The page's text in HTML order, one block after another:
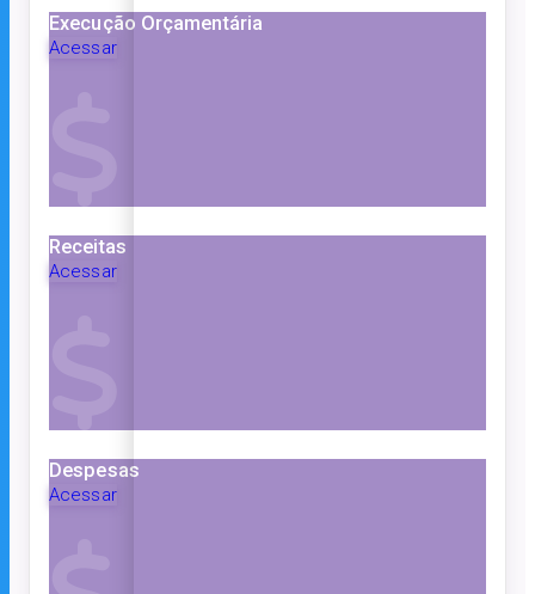
Execução Orçamentária
Acessar
Receitas
Acessar
Despesas
Acessar